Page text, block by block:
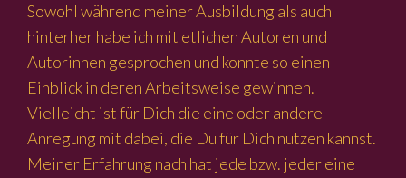
Sowohl während meiner Ausbildung als auch
hinterher habe ich mit etlichen Autoren und
Autorinnen gesprochen und konnte so einen
Einblick in deren Arbeitsweise gewinnen.
Vielleicht ist für Dich die eine oder andere
Anregung mit dabei, die Du für Dich nutzen kannst.
Meiner Erfahrung nach hat jede bzw. jeder eine